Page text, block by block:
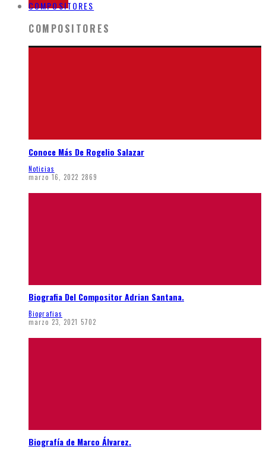
COMPOSITORES
COMPOSITORES
Conoce Más De Rogelio Salazar
Noticias
marzo 16, 2022 2869
Biografia Del Compositor Adrian Santana.
Biografias
marzo 23, 2021 5702
Biografía de Marco Álvarez.